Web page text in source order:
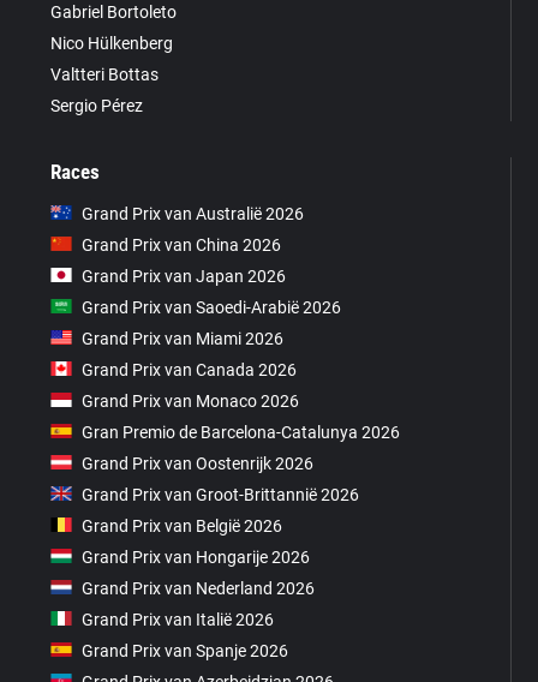
Gabriel Bortoleto
Nico Hülkenberg
Valtteri Bottas
Sergio Pérez
Races
Grand Prix van Australië 2026
Grand Prix van China 2026
Grand Prix van Japan 2026
Grand Prix van Saoedi-Arabië 2026
Grand Prix van Miami 2026
Grand Prix van Canada 2026
Grand Prix van Monaco 2026
Gran Premio de Barcelona-Catalunya 2026
Grand Prix van Oostenrijk 2026
Grand Prix van Groot-Brittannië 2026
Grand Prix van België 2026
Grand Prix van Hongarije 2026
Grand Prix van Nederland 2026
Grand Prix van Italië 2026
Grand Prix van Spanje 2026